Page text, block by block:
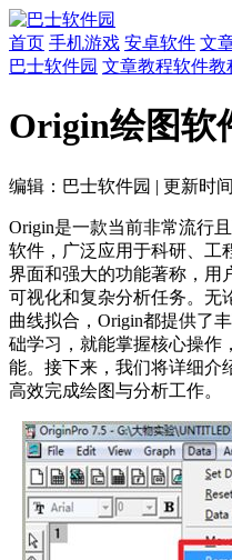
首页 手机游戏 安卓软件 文
巴士软件园 文章教程软件教
Origin绘图软
编辑：巴士软件园 | 更新时
Origin是一款当前非常流行
软件，广泛应用于科研、工
界面和强大的功能著称，用
可视化和复杂分析任务。无
曲线拟合，Origin都提供了
础学习，就能掌握核心操作
能。接下来，我们将详细介
高效完成绘图与分析工作。